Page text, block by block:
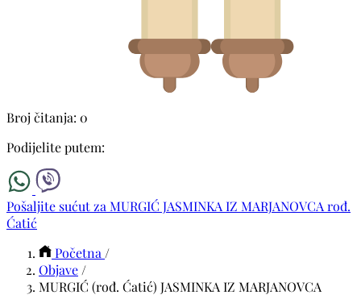
Broj čitanja: 0
Podijelite putem:
Pošaljite sućut za MURGIĆ JASMINKA IZ MARJANOVCA rođ.
Ćatić
Početna /
Objave /
MURGIĆ (rođ. Ćatić) JASMINKA IZ MARJANOVCA